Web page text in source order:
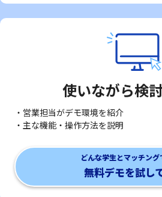
使いながら検
・営業担当がデモ環境を紹介
・主な機能・操作方法を説明
どんな学生とマッチング
無料デモを試し